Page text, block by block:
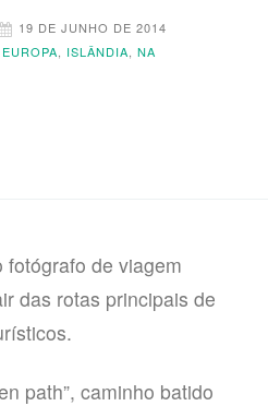
19 DE JUNHO DE 2014
EUROPA, ISLÂNDIA, NA
fotógrafo de viagem
das rotas principais de
path”, caminho batido